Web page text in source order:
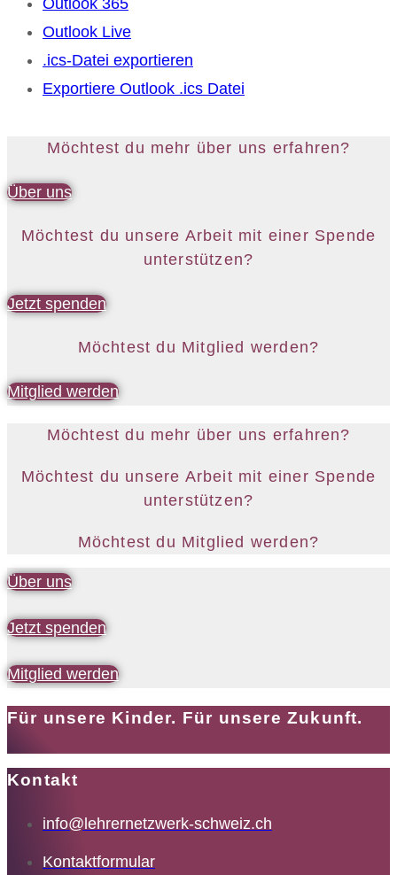
Outlook 365
Outlook Live
.ics-Datei exportieren
Exportiere Outlook .ics Datei
Möchtest du mehr über uns erfahren?
Über uns
Möchtest du unsere Arbeit mit einer Spende
unterstützen?
Jetzt spenden
Möchtest du Mitglied werden?
Mitglied werden
Möchtest du mehr über uns erfahren?
Möchtest du unsere Arbeit mit einer Spende
unterstützen?
Möchtest du Mitglied werden?
Über uns
Jetzt spenden
Mitglied werden
Für unsere Kinder. Für unsere Zukunft.
Kontakt
info@lehrernetzwerk-schweiz.ch
Kontaktformular